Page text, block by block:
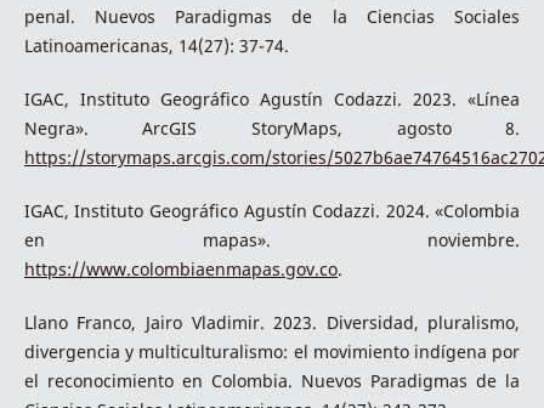
penal. Nuevos Paradigmas de la Ciencias Sociales
Latinoamericanas, 14(27): 37-74.
IGAC, Instituto Geográfico Agustín Codazzi. 2023. «Línea
Negra». ArcGIS StoryMaps, agosto 8.
https://storymaps.arcgis.com/stories/
IGAC, Instituto Geográfico Agustín Codazzi. 2024. «Colombia
en mapas». noviembre.
https://www.colombiaenmapas.gov.co.
Llano Franco, Jairo Vladimir. 2023. Diversidad, pluralismo,
divergencia y multiculturalismo: el movimiento indígena por
el reconocimiento en Colombia. Nuevos Paradigmas de la